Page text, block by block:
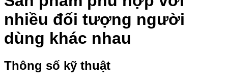
nhiều đối tượng người
dùng khác nhau
Thông số kỹ thuật